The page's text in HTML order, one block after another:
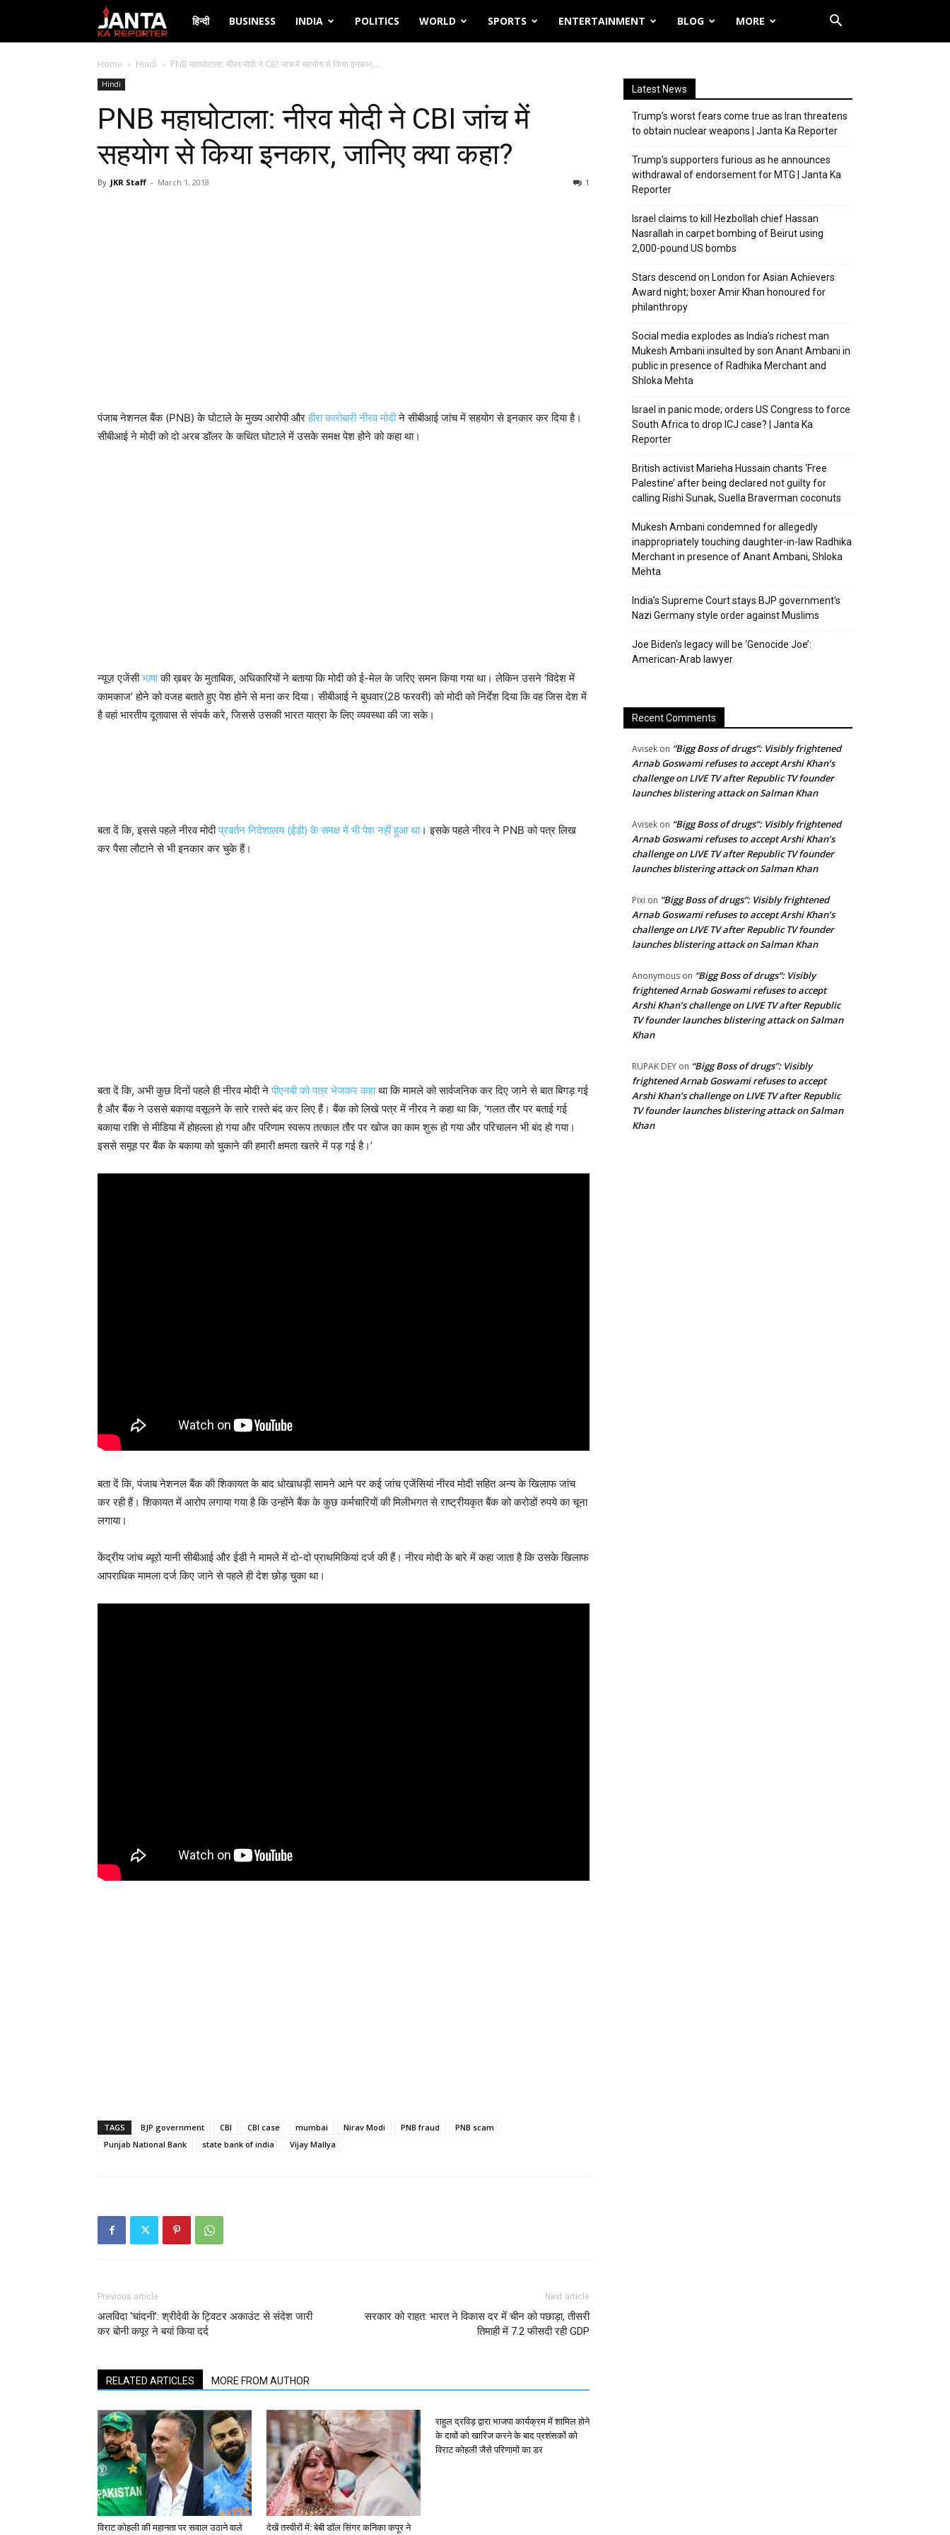
Janta
Ka
Reporter
हिन्दी BUSINESS INDIA POLITICS WORLD SPORTS ENTERTAINMENT BLOG MORE
Home Hindi PNB महाघोटाला: नीरव मोदी ने CBI जांच में सहयोग से किया इनकार,...
Hindi
PNB महाघोटाला: नीरव मोदी ने CBI जांच में
सहयोग से किया इनकार, जानिए क्या कहा?
By JKR Staff - March 1, 2018 1
पंजाब नेशनल बैंक (PNB) के घोटाले के मुख्य आरोपी औरहीरा कारोबारी नीरव मोदीने सीबीआई जांच में सहयोग से इनकार कर दिया है।
सीबीआई ने मोदी को दो अरब डॉलर के कथित घोटाले में उसके समक्ष पेश होने को कहा था।
न्यूज़ एजेंसीभाषाकी ख़बर के मुताबिक, अधिकारियों ने बताया कि मोदी को ई-मेल के जरिए समन किया गया था। लेकिन उसने ‘विदेश में
कामकाज’ होने को वजह बताते हुए पेश होने से मना कर दिया। सीबीआई ने बुधवार(28 फरवरी) को मोदी को निर्देश दिया कि वह जिस देश में
है वहां भारतीय दूतावास से संपर्क करे, जिससे उसकी भारत यात्रा के लिए व्यवस्था की जा सके।
बता दें कि, इससे पहले नीरव मोदीप्रवर्तन निदेशालय (ईडी) के समक्ष में भी पेश नहीं हुआ था। इसके पहले नीरव ने PNB को पत्र लिख
कर पैसा लौटाने से भी इनकार कर चुके हैं।
बता दें कि, अभी कुछ दिनों पहले ही नीरव मोदी नेपीएनबी को पत्र भेजकर कहाथा कि मामले को सार्वजनिक कर दिए जाने से बात बिगड़ गई
है और बैंक ने उससे बकाया वसूलने के सारे रास्ते बंद कर लिए हैं। बैंक को लिखे पत्र में नीरव ने कहा था कि, ‘गलत तौर पर बताई गई
बकाया राशि से मीडिया में होहल्ला हो गया और परिणाम स्वरूप तत्काल तौर पर खोज का काम शुरू हो गया और परिचालन भी बंद हो गया।
इससे समूह पर बैंक के बकाया को चुकाने की हमारी क्षमता खतरे में पड़ गई है।’
बता दें कि, पंजाब नेशनल बैंक की शिकायत के बाद धोखाधड़ी सामने आने पर कई जांच एजेंसियां नीरव मोदी सहित अन्य के खिलाफ जांच
कर रही हैं। शिकायत में आरोप लगाया गया है कि उन्होंने बैंक के कुछ कर्मचारियों की मिलीभगत से राष्ट्रीयकृत बैंक को करोडों रुपये का चूना
लगाया।
केंद्रीय जांच ब्यूरो यानी सीबीआई और ईडी ने मामले में दो-दो प्राथमिकियां दर्ज की हैं। नीरव मोदी के बारे में कहा जाता है कि उसके खिलाफ
आपराधिक मामला दर्ज किए जाने से पहले ही देश छोड़ चुका था।
TAGS BJP government CBI CBI case mumbai Nirav Modi PNB fraud
PNB scam
Punjab National Bank
state bank of india Vijay Mallya
Previous article
अलविदा ‘चांदनी’: श्रीदेवी के ट्विटर अकाउंट से संदेश जारी
कर बोनी कपूर ने बयां किया दर्द
Next article
सरकार को राहत: भारत ने विकास दर में चीन को पछाड़ा, तीसरी
तिमाही में 7.2 फीसदी रही GDP
RELATED ARTICLES MORE FROM AUTHOR
विराट कोहली की महानता पर सवाल उठाने वाले देखें तस्वीरों में: बेबी डॉल सिंगर कनिका कपूर ने
राहुल द्रविड़ द्वारा भाजपा कार्यक्रम में शामिल होने
के दावों को खारिज करने के बाद प्रशंसकों को
विराट कोहली जैसे परिणामों का डर
Latest News
Trump’s worst fears come true as Iran threatens
to obtain nuclear weapons | Janta Ka Reporter
Trump’s supporters furious as he announces
withdrawal of endorsement for MTG | Janta Ka
Reporter
Israel claims to kill Hezbollah chief Hassan
Nasrallah in carpet bombing of Beirut using
2,000-pound US bombs
Stars descend on London for Asian Achievers
Award night; boxer Amir Khan honoured for
philanthropy
Social media explodes as India’s richest man
Mukesh Ambani insulted by son Anant Ambani in
public in presence of Radhika Merchant and
Shloka Mehta
Israel in panic mode; orders US Congress to force
South Africa to drop ICJ case? | Janta Ka
Reporter
British activist Marieha Hussain chants ‘Free
Palestine’ after being declared not guilty for
calling Rishi Sunak, Suella Braverman coconuts
Mukesh Ambani condemned for allegedly
inappropriately touching daughter-in-law Radhika
Merchant in presence of Anant Ambani, Shloka
Mehta
India’s Supreme Court stays BJP government’s
Nazi Germany style order against Muslims
Joe Biden’s legacy will be ‘Genocide Joe’:
American-Arab lawyer
Recent Comments
Avisek on “Bigg Boss of drugs”: Visibly frightened
Arnab Goswami refuses to accept Arshi Khan’s
challenge on LIVE TV after Republic TV founder
launches blistering attack on Salman Khan
Avisek on “Bigg Boss of drugs”: Visibly frightened
Arnab Goswami refuses to accept Arshi Khan’s
challenge on LIVE TV after Republic TV founder
launches blistering attack on Salman Khan
Pixi on “Bigg Boss of drugs”: Visibly frightened
Arnab Goswami refuses to accept Arshi Khan’s
challenge on LIVE TV after Republic TV founder
launches blistering attack on Salman Khan
Anonymous on “Bigg Boss of drugs”: Visibly
frightened Arnab Goswami refuses to accept
Arshi Khan’s challenge on LIVE TV after Republic
TV founder launches blistering attack on Salman
Khan
RUPAK DEY on “Bigg Boss of drugs”: Visibly
frightened Arnab Goswami refuses to accept
Arshi Khan’s challenge on LIVE TV after Republic
TV founder launches blistering attack on Salman
Khan